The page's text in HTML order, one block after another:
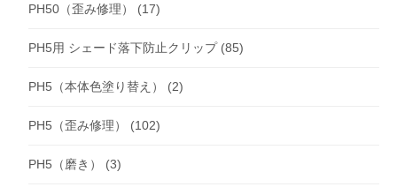
PH50（歪み修理） (17)
PH5用 シェード落下防止クリップ(85)
PH5（本体色塗り替え） (2)
PH5（歪み修理） (102)
PH5（磨き） (3)